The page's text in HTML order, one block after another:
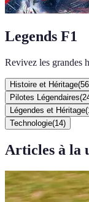
Legends F1
Revivez les grandes
Histoire et Héritage(56
Pilotes Légendaires(
Légendes et Héritage(
Technologie(14)
Articles à la